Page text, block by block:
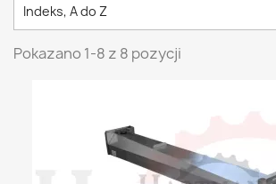
Indeks, A do Z
Pokazano 1-8 z 8 pozycji